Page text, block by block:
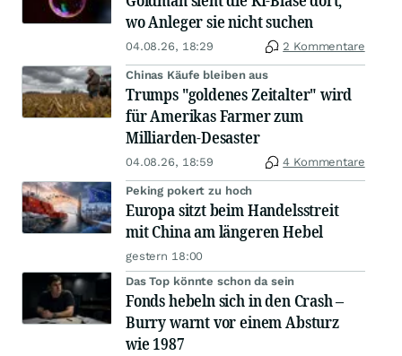
wo Anleger sie nicht suchen
04.08.26, 18:29 2 Kommentare
Chinas Käufe bleiben aus
Trumps "goldenes Zeitalter" wird
für Amerikas Farmer zum
Milliarden-Desaster
04.08.26, 18:59 4 Kommentare
Peking pokert zu hoch
Europa sitzt beim Handelsstreit
mit China am längeren Hebel
gestern 18:00
Das Top könnte schon da sein
Fonds hebeln sich in den Crash –
Burry warnt vor einem Absturz
wie 1987